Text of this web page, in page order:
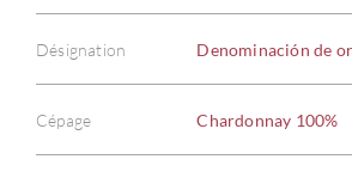
Désignation Denominación de
Cépage Chardonnay 100%